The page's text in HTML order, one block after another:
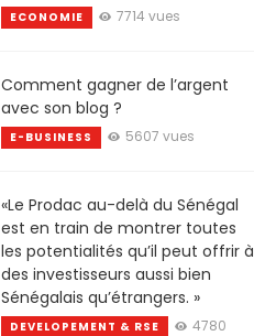
ECONOMIE 7714 vues
Comment gagner de l’argent
avec son blog ?
E-BUSINESS 5607 vues
«Le Prodac au-delà du Sénégal
est en train de montrer toutes
les potentialités qu’il peut offrir à
des investisseurs aussi bien
Sénégalais qu’étrangers. »
DEVELOPEMENT & RSE
4780